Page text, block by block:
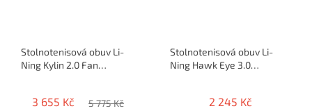
Stolnotenisová obuv Li-
Ning Kylin 2.0 Fan
3 655 Kč 5 775 Kč
Stolnotenisová obuv Li-
Ning Hawk Eye 3.0
2 245 Kč